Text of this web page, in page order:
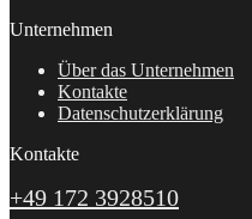
Unternehmen
Über das Unternehmen
Kontakte
Datenschutzerklärung
Kontakte
+49 172 3928510